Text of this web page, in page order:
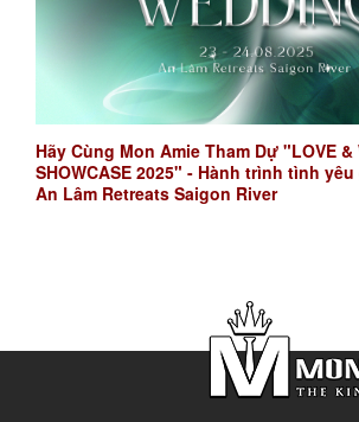
Hãy Cùng Mon Amie Tham Dự "LOVE &
SHOWCASE 2025" - Hành trình tình
An Lâm Retreats Saigon River